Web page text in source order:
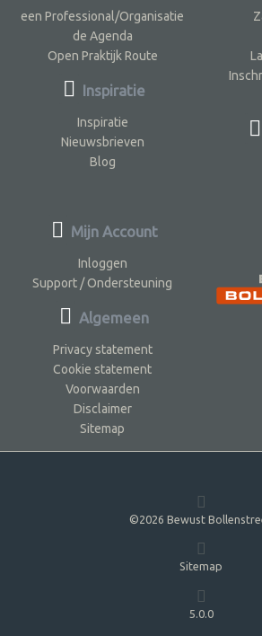
een Professional/Organisatie
de Agenda
Open Praktijk Route
Inspiratie
Inspiratie
Nieuwsbrieven
Blog
Mijn Account
Inloggen
Support / Ondersteuning
Algemeen
Privacy statement
Cookie statement
Voorwaarden
Disclaimer
Sitemap
©2026 Bewust
Sitemap
5.0.0